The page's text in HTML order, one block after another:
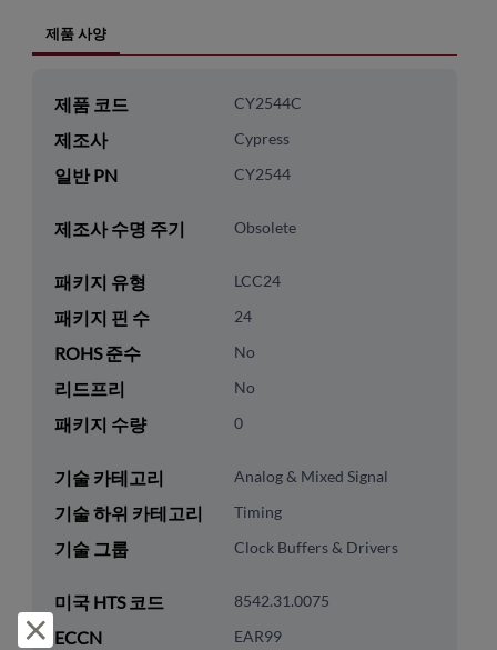
제품 사양
제품 코드 CY2544C
제조사 Cypress
일반 PN CY2544
제조사 수명 주기 Obsolete
패키지 유형 LCC24
패키지 핀 수 24
ROHS 준수 No
리드프리 No
패키지 수량 0
기술 카테고리 Analog & Mixed Signal
기술 하위 카테고리 Timing
기술 그룹 Clock Buffers & Drivers
미국 HTS 코드 8542.31.0075
ECCN EAR99
거부 및 닫기